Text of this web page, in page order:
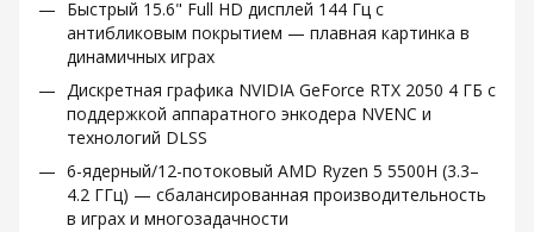
Быстрый 15.6" Full HD дисплей 144 Гц с
антибликовым покрытием — плавная картинка в
динамичных играх
Дискретная графика NVIDIA GeForce RTX 2050 4 ГБ с
поддержкой аппаратного энкодера NVENC и
технологий DLSS
6-ядерный/12-потоковый AMD Ryzen 5 5500H (3.3–
4.2 ГГц) — сбалансированная производительность
в играх и многозадачности